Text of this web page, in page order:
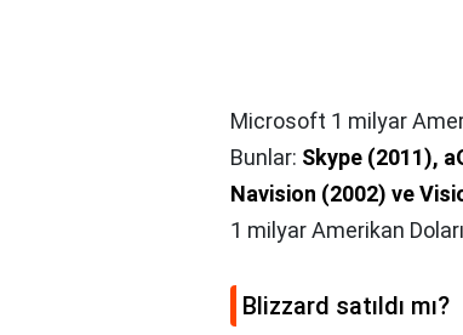
Microsoft 1 milyar
Bunlar: Skype (2011),
Navision (2002) ve
1 milyar Amerikan
Blizzard satıldı mı?